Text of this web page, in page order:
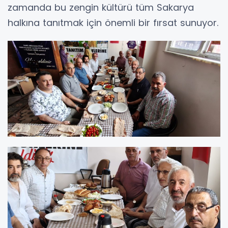
zamanda bu zengin kültürü tüm Sakarya
halkına tanıtmak için önemli bir fırsat sunuyor.